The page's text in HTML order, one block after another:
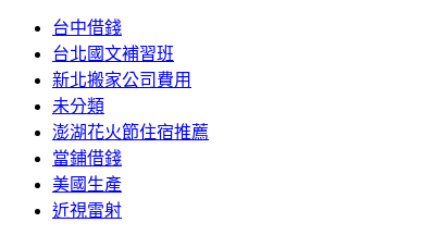
台中借錢
台北國文補習班
新北搬家公司費用
未分類
澎湖花火節住宿推薦
當鋪借錢
美國生產
近視雷射